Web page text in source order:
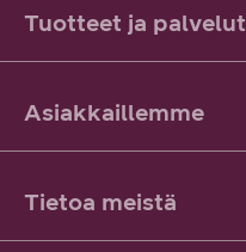
Tuotteet ja palvelut
Asiakkaillemme
Tietoa meistä